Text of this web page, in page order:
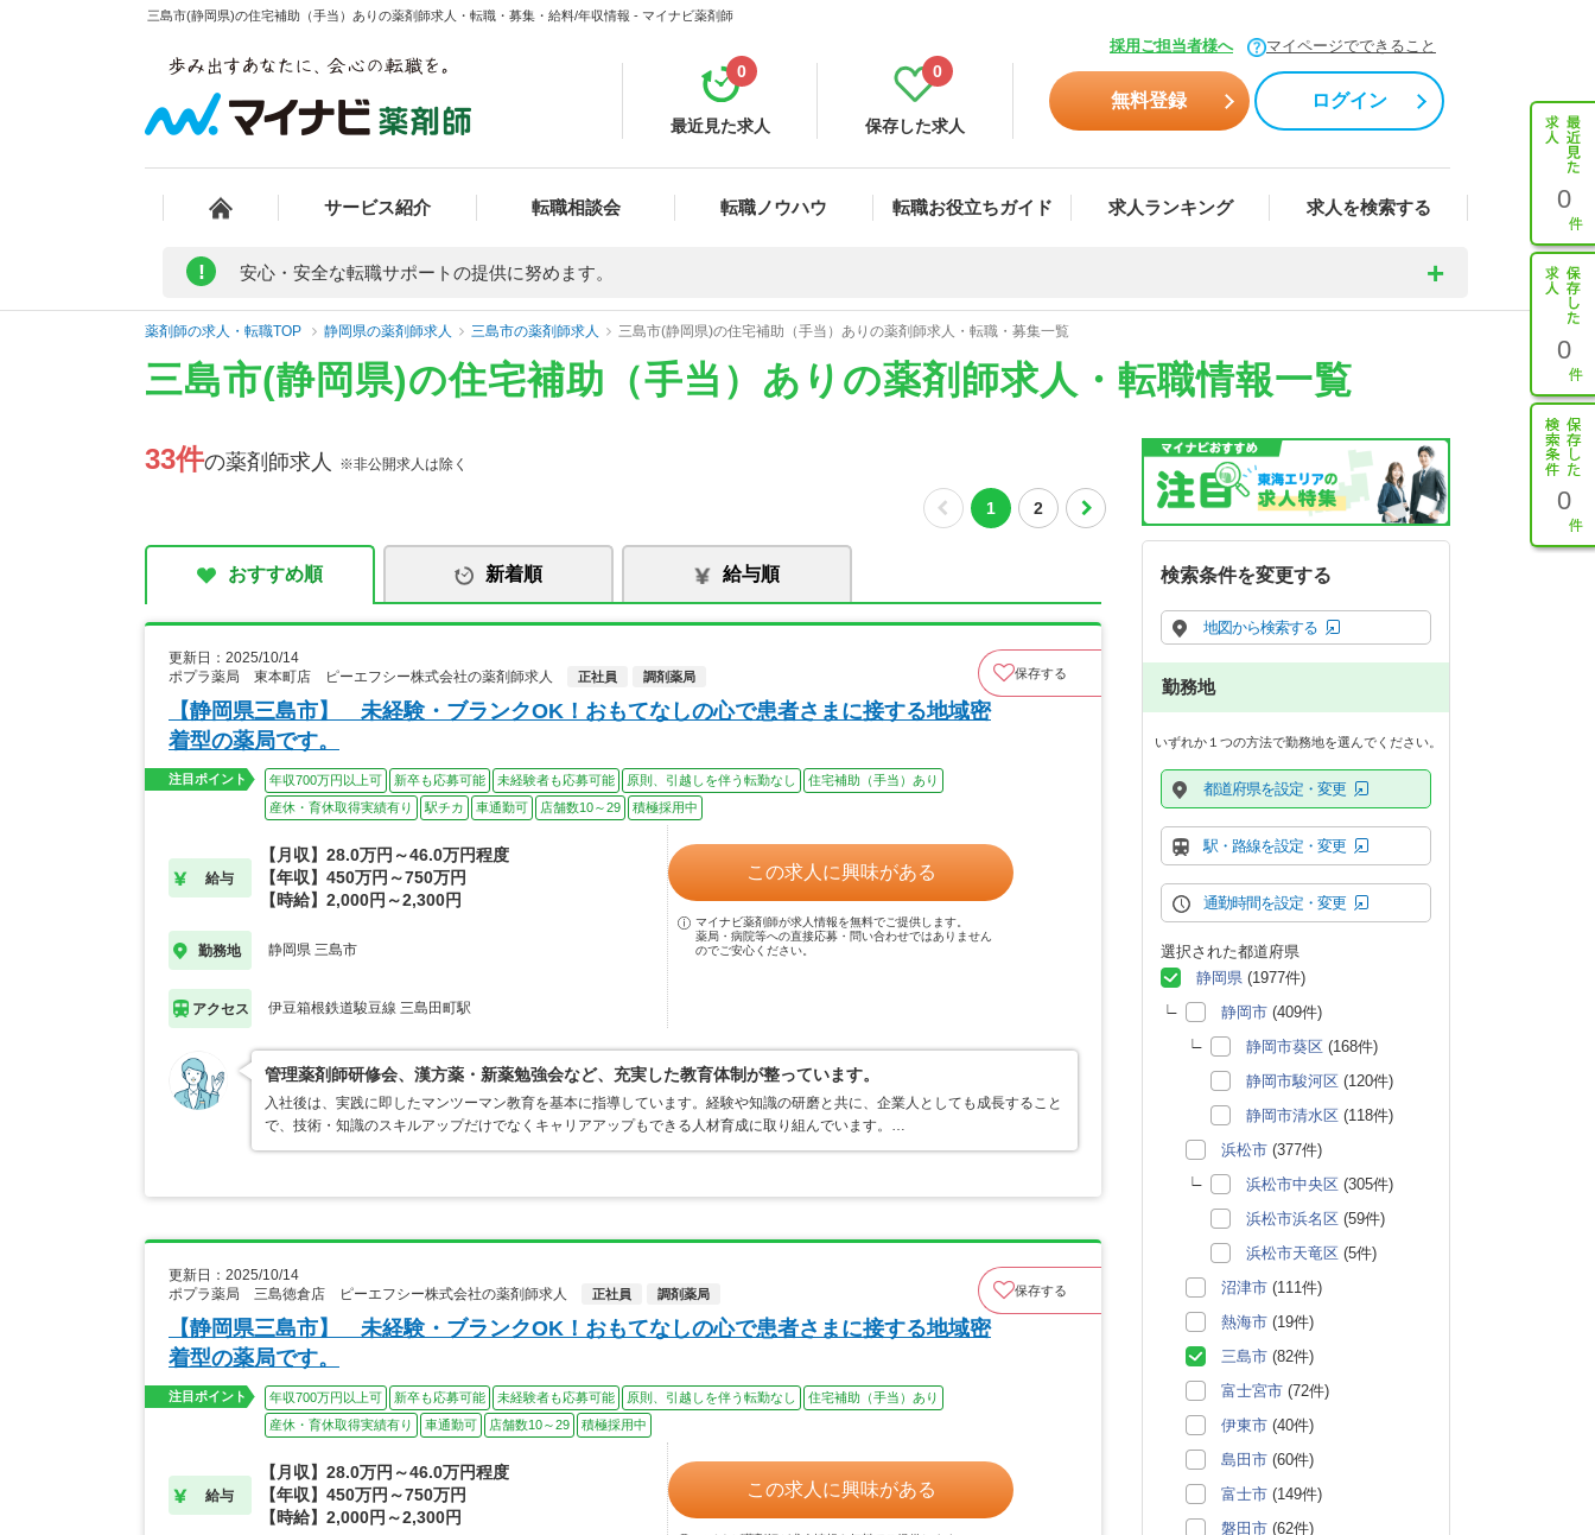
三島市(静岡県)の住宅補助（手当）ありの薬剤師求人・転職・募集・給料/年収情報 - マイナビ薬剤師
採用ご担当者様へ マイページでできること
最近見た求人
0
保存した求人
0
無料登録 ログイン
サービス紹介 転職相談会 転職ノウハウ 転職お役立ちガイド 求人ランキング 求人を検索する 0
0
0
! 安心・安全な転職サポートの提供に努めます。
薬剤師の求人・転職TOP 静岡県の薬剤師求人 三島市の薬剤師求人 三島市(静岡県)の住宅補助（手当）ありの薬剤師求人・転職・募集一覧
三島市(静岡県)の住宅補助（手当）ありの薬剤師求人・転職情報一覧
33件の薬剤師求人 ※非公開求人は除く
1 2
おすすめ順 新着順 給与順
更新日：2025/10/14
ポプラ薬局 東本町店 ピーエフシー株式会社の薬剤師求人
正社員 調剤薬局 保存する
【静岡県三島市】 未経験・ブランクOK！おもてなしの心で患者さまに接する地域密
着型の薬局です。
注目ポイント 年収700万円以上可 新卒も応募可能 未経験者も応募可能 原則、引越しを伴う転勤なし
住宅補助（手当）あり
産休・育休取得実績有り
駅チカ 車通勤可 店舗数10～29 積極採用中
給与
【月収】28.0万円～46.0万円程度
【年収】450万円～750万円
【時給】2,000円～2,300円
勤務地 静岡県 三島市
アクセス 伊豆箱根鉄道駿豆線 三島田町駅
この求人に興味がある
マイナビ薬剤師が求人情報を無料でご提供します。
薬局・病院等への直接応募・問い合わせではありません
のでご安心ください。
管理薬剤師研修会、漢方薬・新薬勉強会など、充実した教育体制が整っています。
入社後は、実践に即したマンツーマン教育を基本に指導しています。経験や知識の研磨と共に、企業人としても成長すること
で、技術・知識のスキルアップだけでなくキャリアアップもできる人材育成に取り組んでいます。…
更新日：2025/10/14
ポプラ薬局 三島徳倉店 ピーエフシー株式会社の薬剤師求人
正社員 調剤薬局 保存する
【静岡県三島市】 未経験・ブランクOK！おもてなしの心で患者さまに接する地域密
着型の薬局です。
注目ポイント 年収700万円以上可 新卒も応募可能 未経験者も応募可能 原則、引越しを伴う転勤なし
住宅補助（手当）あり
産休・育休取得実績有り
車通勤可 店舗数10～29 積極採用中
給与
【月収】28.0万円～46.0万円程度
【年収】450万円～750万円
【時給】2,000円～2,300円
この求人に興味がある
検索条件を変更する
地図から検索する
勤務地
いずれか１つの方法で勤務地を選んでください。
都道府県を設定・変更
駅・路線を設定・変更
通勤時間を設定・変更
選択された都道府県
静岡県 (1977件)
静岡市 (409件)
静岡市葵区 (168件)
静岡市駿河区 (120件)
静岡市清水区 (118件)
浜松市 (377件)
浜松市中央区 (305件)
浜松市浜名区 (59件)
浜松市天竜区 (5件)
沼津市 (111件)
熱海市 (19件)
三島市 (82件)
富士宮市 (72件)
伊東市 (40件)
島田市 (60件)
富士市 (149件)
磐田市 (62件)